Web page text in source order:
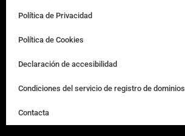
Política de Privacidad
Política de Cookies
Declaración de accesibilidad
Condiciones del servicio de registro de dominios
Contacta